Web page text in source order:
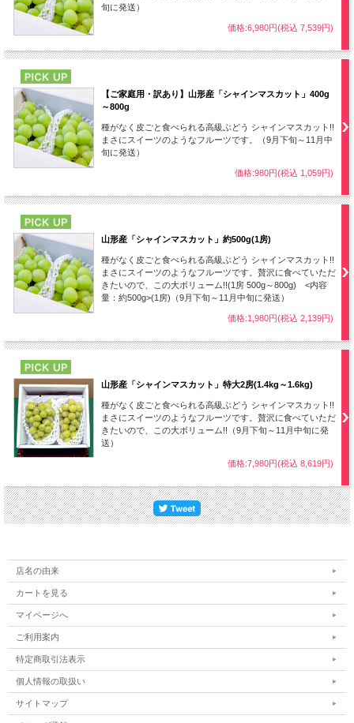
旬に発送）
価格:6,980円(税込 7,539円)
【ご家庭用・訳あり】山形産「シャインマスカット」400g
～800g
種がなく皮ごと食べられる高級ぶどう シャインマスカット!!
まさにスイーツのようなフルーツです。（9月下旬～11月中
旬に発送）
価格:980円(税込 1,059円)
山形産「シャインマスカット」約500g(1房)
種がなく皮ごと食べられる高級ぶどう シャインマスカット!!
まさにスイーツのようなフルーツです。贅沢に食べていただ
きたいので、この大ボリューム!!(1房 500g～800g) <内容
量：約500g>(1房)（9月下旬～11月中旬に発送）
価格:1,980円(税込 2,139円)
山形産「シャインマスカット」特大2房(1.4kg～1.6kg)
種がなく皮ごと食べられる高級ぶどう シャインマスカット!!
まさにスイーツのようなフルーツです。贅沢に食べていただ
きたいので、この大ボリューム!!（9月下旬～11月中旬に発
送）
価格:7,980円(税込 8,619円)
店名の由来
カートを見る
マイページへ
ご利用案内
特定商取引法表示
個人情報の取扱い
サイトマップ